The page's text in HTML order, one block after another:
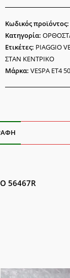
PIAGGIO
ET4
LEAD
LX
125
Κωδικός προϊόντος:
Κατηγορία:
Ετικέτες: PIAGGIO
ΣΤΑΝ ΚΕΝΤΡΙΚΟ
Μάρκα:VESPA ET4
56467R